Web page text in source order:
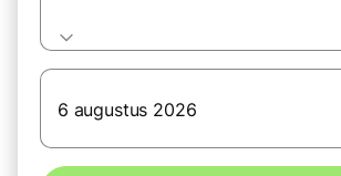
6 augustus 2026